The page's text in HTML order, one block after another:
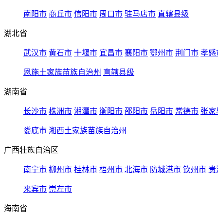
南阳市 商丘市 信阳市 周口市 驻马店市 直辖县级
湖北省
武汉市 黄石市 十堰市 宜昌市 襄阳市 鄂州市 荆门市 孝感
恩施土家族苗族自治州 直辖县级
湖南省
长沙市 株洲市 湘潭市 衡阳市 邵阳市 岳阳市 常德市 张家
娄底市 湘西土家族苗族自治州
广西壮族自治区
南宁市 柳州市 桂林市 梧州市 北海市 防城港市 钦州市 贵
来宾市 崇左市
海南省